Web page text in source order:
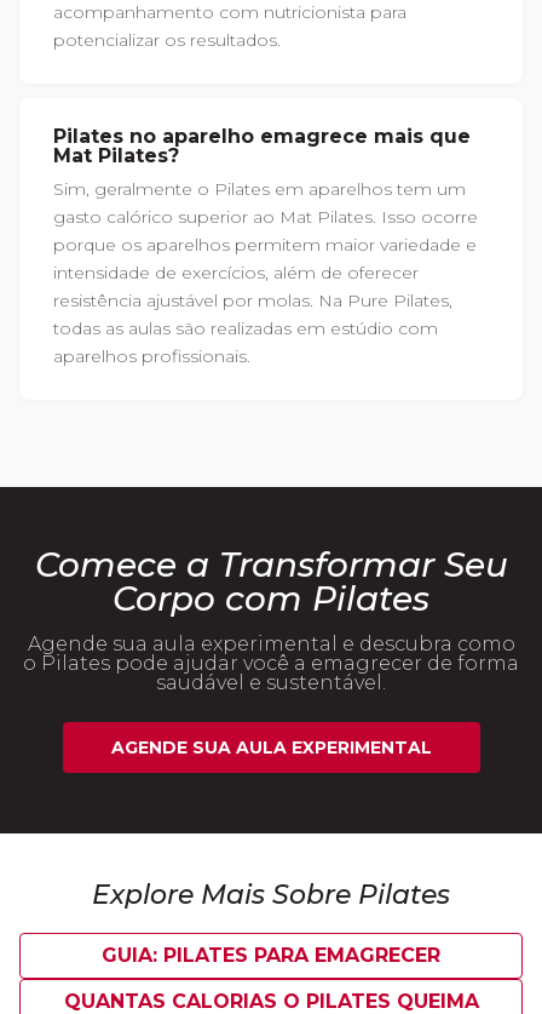
acompanhamento com nutricionista para
potencializar os resultados.
Pilates no aparelho emagrece mais que
Mat Pilates?
Sim, geralmente o Pilates em aparelhos tem um
gasto calórico superior ao Mat Pilates. Isso ocorre
porque os aparelhos permitem maior variedade e
intensidade de exercícios, além de oferecer
resistência ajustável por molas. Na Pure Pilates,
todas as aulas são realizadas em estúdio com
aparelhos profissionais.
Comece a Transformar Seu
Corpo com Pilates
Agende sua aula experimental e descubra como
o Pilates pode ajudar você a emagrecer de forma
saudável e sustentável.
AGENDE SUA AULA EXPERIMENTAL
Explore Mais Sobre Pilates
GUIA: PILATES PARA EMAGRECER
QUANTAS CALORIAS O PILATES QUEIMA